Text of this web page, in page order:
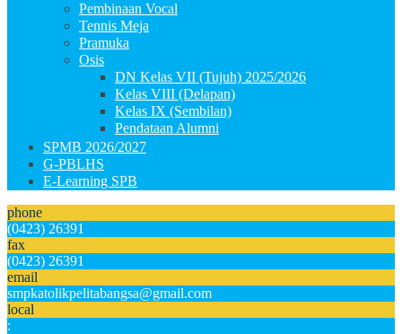
Pembinaan Vocal
Tennis Meja
Pramuka
Osis
DN Kelas VII (Tujuh) 2025/2026
Kelas VIII (Delapan)
Kelas IX (Sembilan)
Pendataan Alumni
SPMB 2026/2027
G-PBLHS
E-Learning SPB
phone
(0423) 26391
fax
(0423) 26391
email
smpkatolikpelitabangsa@gmail.com
local
: